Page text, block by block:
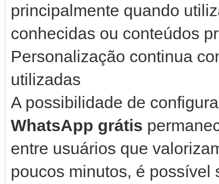
principalmente quando
conhecidas ou conteúdos
Personalização continua
utilizadas
A possibilidade de
WhatsApp grátis
entre usuários que
poucos minutos, é possível